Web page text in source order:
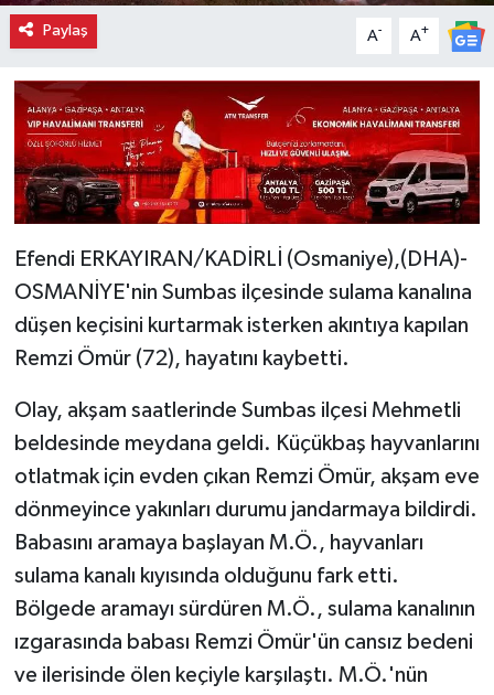
Paylaş A- A+
Efendi ERKAYIRAN/KADİRLİ (Osmaniye),(DHA)-
OSMANİYE'nin Sumbas ilçesinde sulama kanalına
düşen keçisini kurtarmak isterken akıntıya kapılan
Remzi Ömür (72), hayatını kaybetti.
Olay, akşam saatlerinde Sumbas ilçesi Mehmetli
beldesinde meydana geldi. Küçükbaş hayvanlarını
otlatmak için evden çıkan Remzi Ömür, akşam eve
dönmeyince yakınları durumu jandarmaya bildirdi.
Babasını aramaya başlayan M.Ö., hayvanları
sulama kanalı kıyısında olduğunu fark etti.
Bölgede aramayı sürdüren M.Ö., sulama kanalının
ızgarasında babası Remzi Ömür'ün cansız bedeni
ve ilerisinde ölen keçiyle karşılaştı. M.Ö.'nün